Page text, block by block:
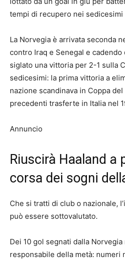
tempi di recupero nei sedicesimi
La Norvegia è arrivata seconda
contro Iraq e Senegal e cadendo
siglato una vittoria per 2-1 sulla
sedicesimi: la prima vittoria a
nazione scandinava in Coppa
precedenti trasferte in Italia nel
Annuncio
Riuscirà Haaland a
corsa dei sogni
Che si tratti di club o nazionale,
può essere sottovalutato.
Dei 10 gol segnati dalla
responsabile della metà: numeri